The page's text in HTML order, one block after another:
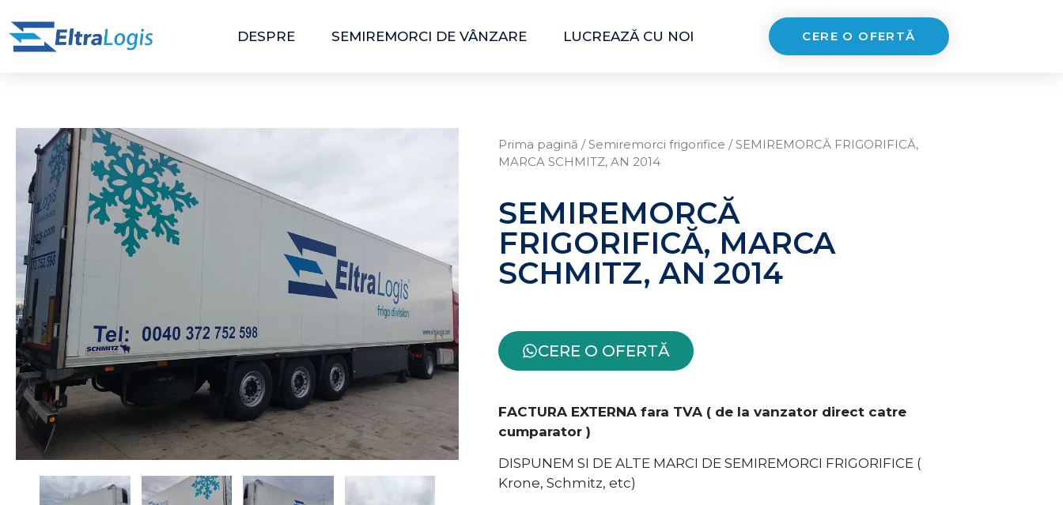
DESPRE SEMIREMORCI DE VÂNZARE LUCREAZĂ CU NOI CERE O OFERTĂ
Prima pagină /Semiremorci frigorifice / SEMIREMORCĂ FRIGORIFICĂ,
MARCA SCHMITZ, AN 2014
SEMIREMORCĂ
FRIGORIFICĂ, MARCA
SCHMITZ, AN 2014
CERE O OFERTĂ
FACTURA EXTERNA fara TVA ( de la vanzator direct catre
cumparator )
DISPUNEM SI DE ALTE MARCI DE SEMIREMORCI FRIGORIFICE (
Krone, Schmitz, etc)